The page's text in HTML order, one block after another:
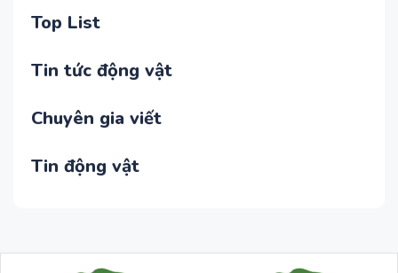
Top List
Tin tức động vật
Chuyên gia viết
Tin động vật